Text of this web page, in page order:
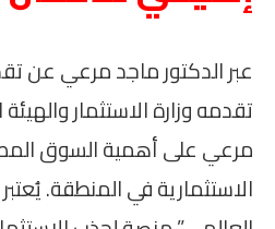
عبر الدكتور ماجد مرعي عن
تقدمه وزارة الاستثمار
مرعي على أهمية السوق
الاستثمارية في المنطقة.